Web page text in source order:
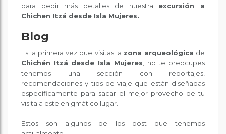
para pedir más detalles de nuestra excursión a
Chichen Itzá desde Isla Mujeres.
Blog
Es la primera vez que visitas la zona arqueológica de
Chichén Itzá desde Isla Mujeres , no te preocupes
tenemos una sección con reportajes,
recomendaciones y tips de viaje que están diseñadas
específicamente para sacar el mejor provecho de tu
visita a este enigmático lugar.
Estos son algunos de los post que tenemos